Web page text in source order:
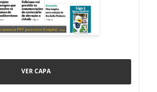
VER CAPA